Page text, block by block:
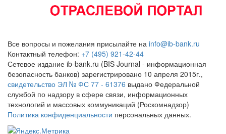
Все вопросы и пожелания присылайте на info@ib-bank.ru
Контактный телефон: +7 (495) 921-42-44
Сетевое издание ib-bank.ru (BIS Journal - информационная
безопасность банков) зарегистрировано 10 апреля 2015г.,
свидетельство ЭЛ № ФС 77 - 61376 выдано Федеральной
службой по надзору в сфере связи, информационных
технологий и массовых коммуникаций (Роскомнадзор)
Политика конфиденциальности персональных данных.